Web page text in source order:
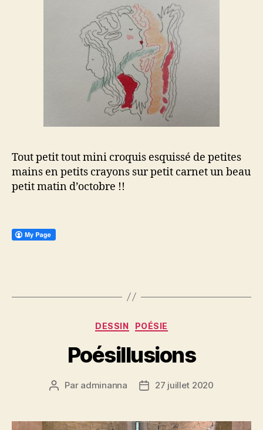
Tout petit tout mini croquis esquissé de petites
mains en petits crayons sur petit carnet un beau
petit matin d’octobre !!
Catégories
DESSIN POÉSIE
Poésillusions
Auteur
Par adminanna
Date27 juillet 2020